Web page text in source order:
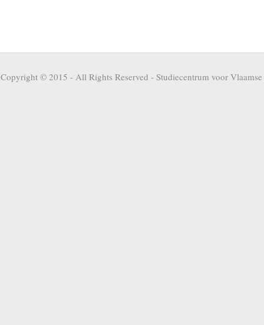
Copyright © 2015 - All Rights Reserved - Studiecentrum voor